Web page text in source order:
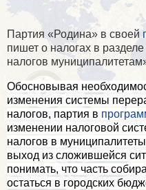
Партия «Родина» в своей
пишет о налогах в
налогов
Обосновывая
изменения системы
налогов, партия в
изменении налоговой
налогов в
выход из сложившейся
понимать, что часть
остаться в городских